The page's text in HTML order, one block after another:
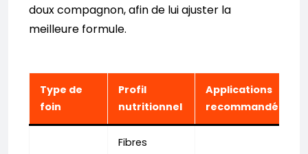
doux compagnon, afin de lui ajuster la
meilleure formule.
Type de
foin
Profil
nutritionnel
Applications
recommandées
Fibres